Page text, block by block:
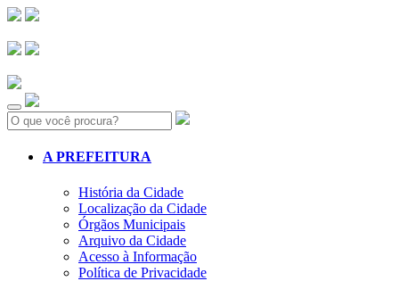
Search:
A PREFEITURA
História da Cidade
Localização da Cidade
Órgãos Municipais
Arquivo da Cidade
Acesso à Informação
Política de Privacidade